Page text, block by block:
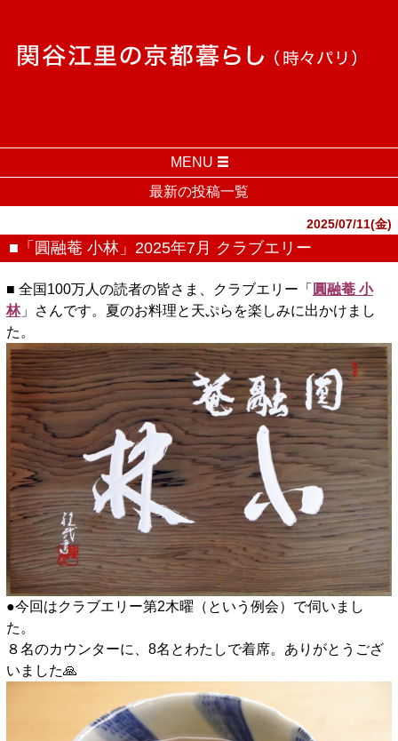
MENU
最新の投稿一覧
2025/07/11(金)
■「圓融菴 小林」2025年7月 クラブエリー
■ 全国100万人の読者の皆さま、クラブエリー「 圓融菴 小
林」さんです。夏のお料理と天ぷらを楽しみに出かけまし
た。
●今回はクラブエリー第2木曜（という例会）で伺いまし
た。
８名のカウンターに、8名とわたしで着席。ありがとうござ
いました🙏